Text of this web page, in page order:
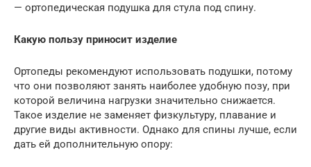
— ортопедическая подушка для стула под спину.
Какую пользу приносит изделие
Ортопеды рекомендуют использовать подушки, потому
что они позволяют занять наиболее удобную позу, при
которой величина нагрузки значительно снижается.
Такое изделие не заменяет физкультуру, плавание и
другие виды активности. Однако для спины лучше, если
дать ей дополнительную опору: